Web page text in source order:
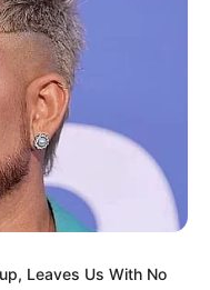
Leaves Us With No